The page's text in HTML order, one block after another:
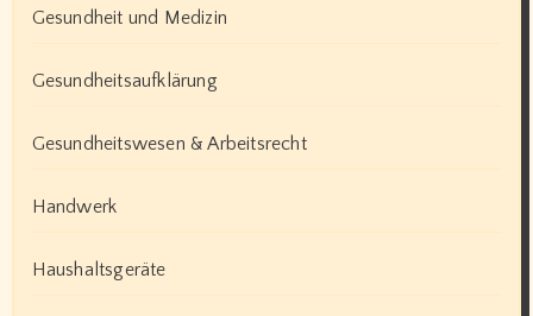
Gesundheit und Medizin
Gesundheitsaufklärung
Gesundheitswesen & Arbeitsrecht
Handwerk
Haushaltsgeräte